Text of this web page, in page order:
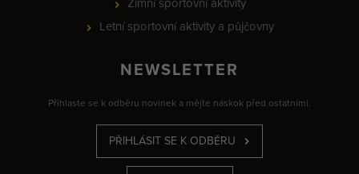
Zimní sportovní aktivity
Letní sportovní aktivity a půjčovny
NEWSLETTER
Přihlaste se k odběru novinek a mějte náskok před ostatními.
PŘIHLÁSIT SE K ODBĚRU